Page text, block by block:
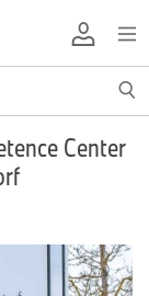
Center